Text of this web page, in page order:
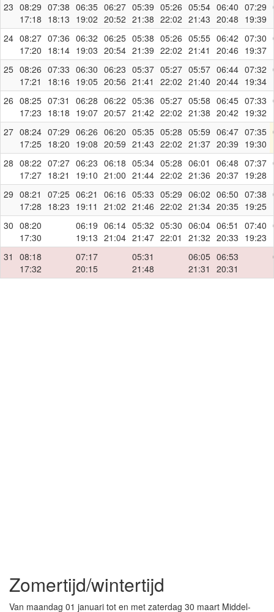
23 08:29
17:18
07:38
18:13
06:35
19:02
06:27
20:52
05:39
21:38
05:26
22:02
05:54
21:43
06:40
20:48
07:29
19:39
24 08:27
17:20
07:36
18:14
06:32
19:03
06:25
20:54
05:38
21:39
05:26
22:02
05:55
21:41
06:42
20:46
07:30
19:37
25 08:26
17:21
07:33
18:16
06:30
19:05
06:23
20:56
05:37
21:41
05:27
22:02
05:57
21:40
06:44
20:44
07:32
19:34
26 08:25
17:23
07:31
18:18
06:28
19:07
06:22
20:57
05:36
21:42
05:27
22:02
05:58
21:38
06:45
20:42
07:33
19:32
27 08:24
17:25
07:29
18:20
06:26
19:08
06:20
20:59
05:35
21:43
05:28
22:02
05:59
21:37
06:47
20:39
07:35
19:30
28 08:22
17:27
07:27
18:21
06:23
19:10
06:18
21:00
05:34
21:44
05:28
22:02
06:01
21:36
06:48
20:37
07:37
19:28
29 08:21
17:28
07:25
18:23
06:21
19:11
06:16
21:02
05:33
21:46
05:29
22:02
06:02
21:34
06:50
20:35
07:38
19:25
30 08:20
17:30
06:19
19:13
06:14
21:04
05:32
21:47
05:30
22:01
06:04
21:32
06:51
20:33
07:40
19:23
31
08:18
17:32
07:17
20:15
05:31
21:48
06:05
21:31
06:53
20:31
Zomertijd/wintertijd
Van maandag 01 januari tot en met zaterdag 30 maart Middel-